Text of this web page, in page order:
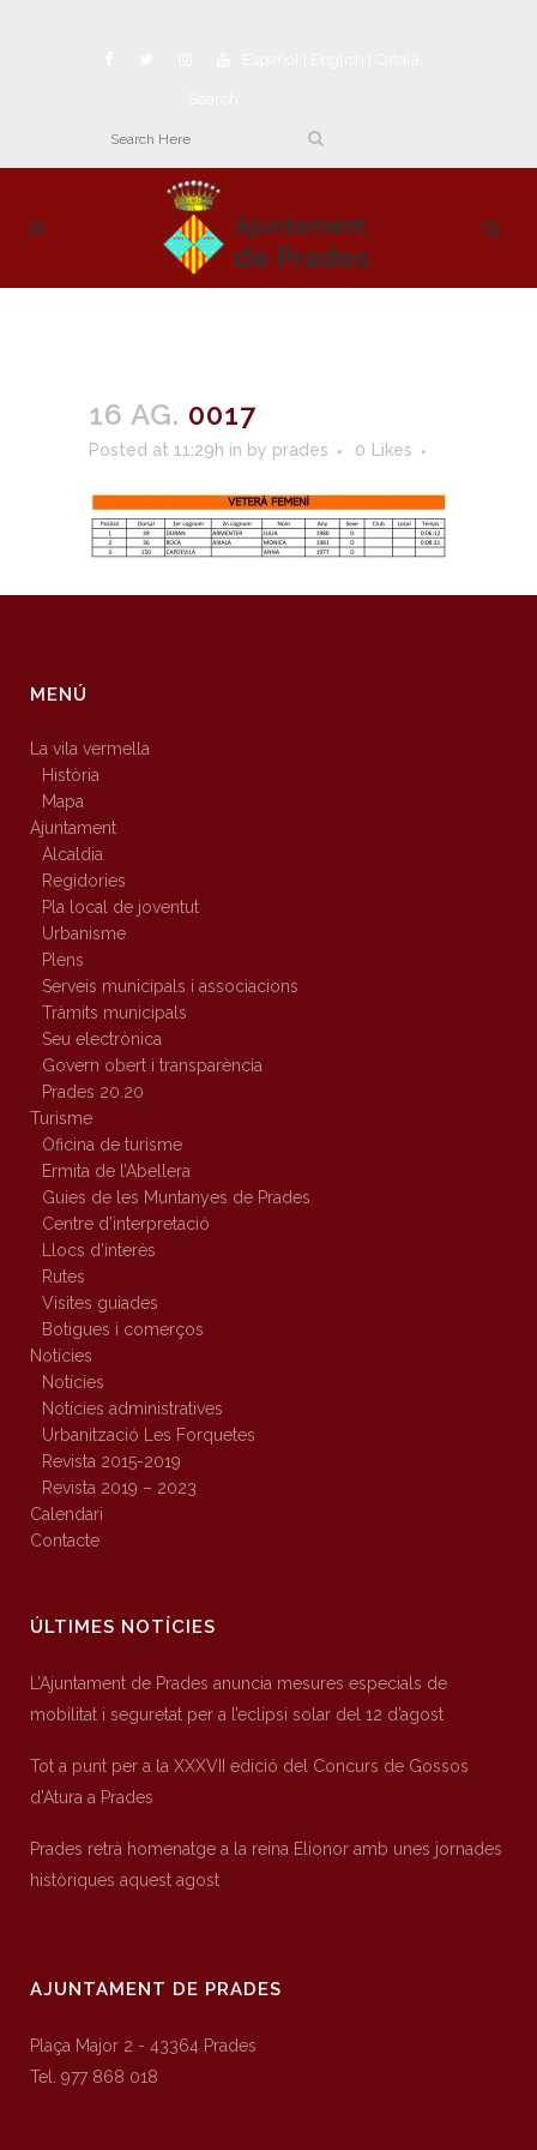
16 AG. 0017
Posted at 11:29h in by prades 0 Likes
MENÚ
La vila vermella
Història
Mapa
Ajuntament
Alcaldia
Regidories
Pla local de joventut
Urbanisme
Plens
Serveis municipals i associacions
Tràmits municipals
Seu electrònica
Govern obert i transparència
Prades 20.20
Turisme
Oficina de turisme
Ermita de l’Abellera
Guies de les Muntanyes de Prades
Centre d’interpretació
Llocs d’interès
Rutes
Visites guiades
Botigues i comerços
Notícies
Notícies
Notícies administratives
Urbanització Les Forquetes
Revista 2015-2019
Revista 2019 – 2023
Calendari
Contacte
ÚLTIMES NOTÍCIES
L’Ajuntament de Prades anuncia mesures especials de
mobilitat i seguretat per a l’eclipsi solar del 12 d’agost
Tot a punt per a la XXXVII edició del Concurs de Gossos
d’Atura a Prades
Prades retrà homenatge a la reina Elionor amb unes jornades
històriques aquest agost
AJUNTAMENT DE PRADES
Plaça Major 2 - 43364 Prades
Tel. 977 868 018